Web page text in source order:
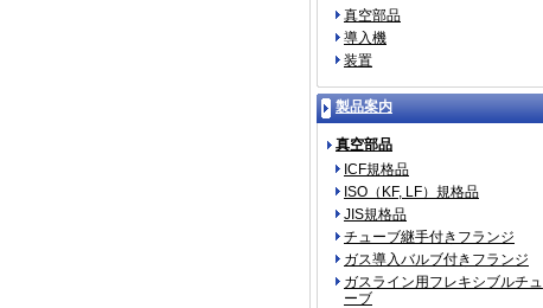
真空部品
導入機
装置
製品案内
真空部品
ICF規格品
ISO（KF, LF）規格品
JIS規格品
チューブ継手付きフランジ
ガス導入バルブ付きフランジ
ガスライン用フレキシブルチュ
ーブ